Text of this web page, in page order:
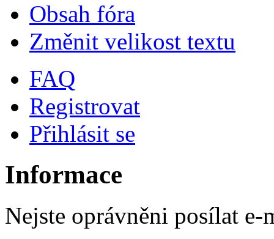
Obsah fóra
Změnit velikost textu
FAQ
Registrovat
Přihlásit se
Informace
Nejste oprávněni posílat